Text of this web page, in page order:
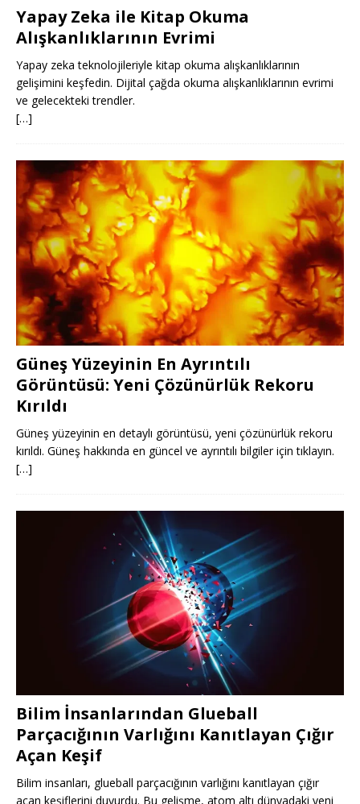
Yapay Zeka ile Kitap Okuma
Alışkanlıklarının Evrimi
Yapay zeka teknolojileriyle kitap okuma alışkanlıklarının
gelişimini keşfedin. Dijital çağda okuma alışkanlıklarının evrimi
ve gelecekteki trendler.
[…]
Güneş Yüzeyinin En Ayrıntılı
Görüntüsü: Yeni Çözünürlük Rekoru
Kırıldı
Güneş yüzeyinin en detaylı görüntüsü, yeni çözünürlük rekoru
kırıldı. Güneş hakkında en güncel ve ayrıntılı bilgiler için tıklayın.
[…]
Bilim İnsanlarından Glueball
Parçacığının Varlığını Kanıtlayan Çığır
Açan Keşif
Bilim insanları, glueball parçacığının varlığını kanıtlayan çığır
açan keşiflerini duyurdu. Bu gelişme, atom altı dünyadaki yeni